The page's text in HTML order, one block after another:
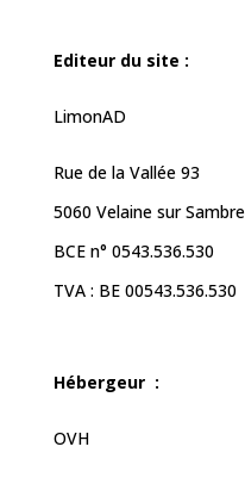
Editeur du site :
LimonAD
Rue de la Vallée 93
5060 Velaine sur Sambre
BCE n° 0543.536.530
TVA : BE 00543.536.530
Hébergeur :
OVH